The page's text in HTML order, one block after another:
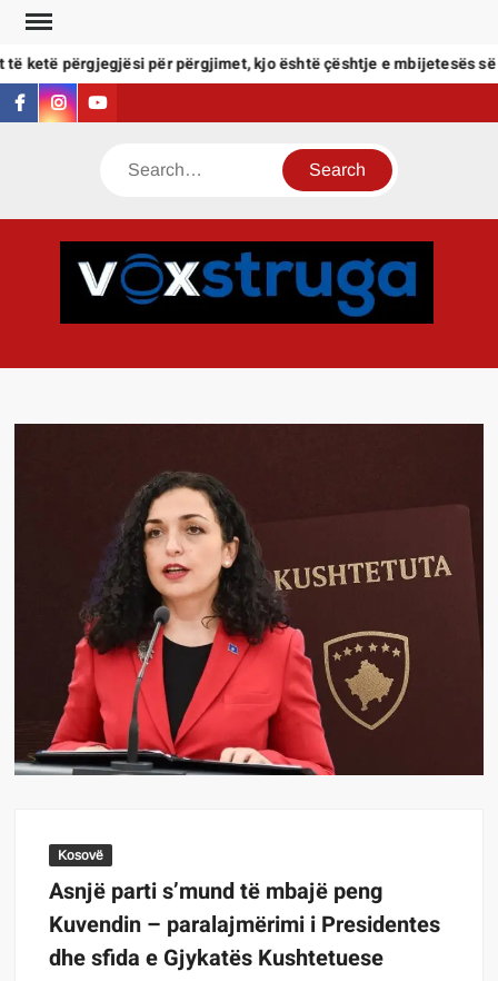
Skip
content
ketë përgjegjësi për përgjimet, kjo është çështje e mbijetesës së
facebookinstagramyoutube
Search
Kosovë
Asnjë parti s’mund të mbajë peng
Kuvendin – paralajmërimi i Presidentes
dhe sfida e Gjykatës Kushtetuese